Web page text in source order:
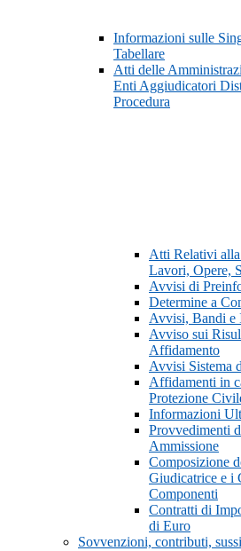
Informazioni sulle
Tabellare
Atti delle
Enti Aggiudicatori
Procedura
Atti Relativi
Lavori, Opere,
Avvisi di
Determine a
Avvisi, Bandi e
Avviso sui
Affidamento
Avvisi Sistema
Affidamenti in
Protezione
Informazioni
Provvedimenti
Ammissione
Composizione
Giudicatrice e i
Componenti
Contratti di
di Euro
Sovvenzioni, contributi,